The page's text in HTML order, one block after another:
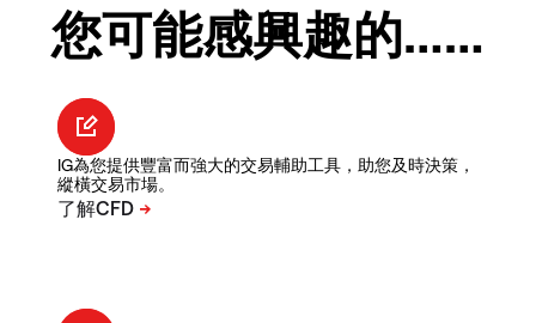
您可能感興趣的……
IG為您提供豐富而強大的交易輔助工具，助您及時決策，
縱橫交易市場。